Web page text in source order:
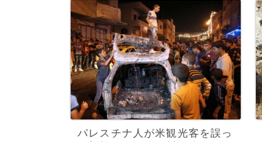
パレスチナ人が米観光客を誤っ